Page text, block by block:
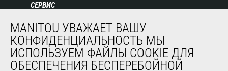
СЕРВИС
Финансирование
Продленная гарантия
Контракты на техническое обслуживание
Запасные части
MANITOU УВАЖАЕТ ВАШУ
КОНФИДЕНЦИАЛЬНОСТЬ МЫ
ИСПОЛЬЗУЕМ ФАЙЛЫ COOKIE ДЛЯ
ОБЕСПЕЧЕНИЯ БЕСПЕРЕБОЙНОЙ